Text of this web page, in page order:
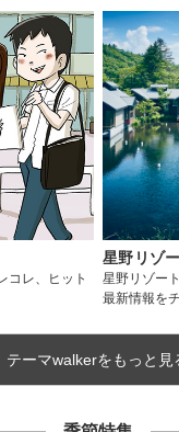
コレ、ヒット
星野リゾ
星野リゾー
最新情報を
テーマwalkerをもっと見